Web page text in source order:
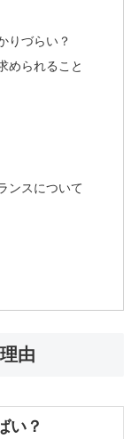
りづらい？
められること
ンスについて
由
い？